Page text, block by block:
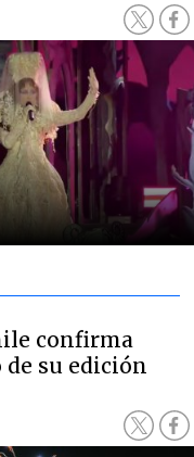
confirma
su edición